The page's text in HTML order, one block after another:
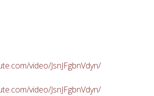
video/JsnJFgbnVdyn/
video/JsnJFgbnVdyn/